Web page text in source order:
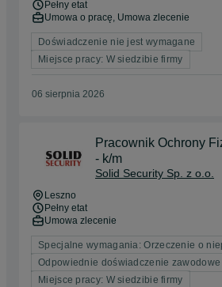
Pełny etat
Umowa o pracę, Umowa zlecenie
Doświadczenie nie jest wymagane
Miejsce pracy: W siedzibie firmy
06 sierpnia 2026
Pracownik Ochrony
- k/m
Solid Security Sp. z o.o.
Leszno
Pełny etat
Umowa zlecenie
Specjalne wymagania: Orzeczenie o
Odpowiednie doświadczenie zawodowe
Miejsce pracy: W siedzibie firmy